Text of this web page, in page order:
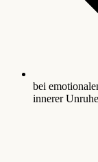
bei
innerer Unruhe